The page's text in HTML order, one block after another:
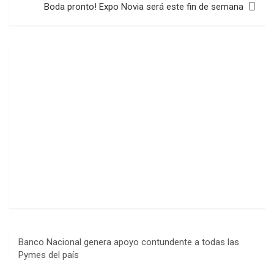
Boda pronto! Expo Novia será este fin de semana
Banco Nacional genera apoyo contundente a todas las
Pymes del país